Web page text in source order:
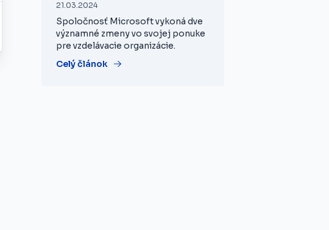
21.03.2024
Spoločnosť Microsoft vykoná dve
významné zmeny vo svojej ponuke
pre vzdelávacie organizácie.
Celý článok